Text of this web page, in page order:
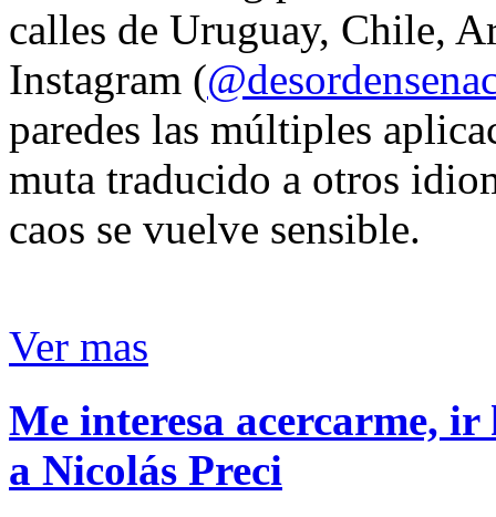
calles de Uruguay, Chile,
Instagram (
paredes las múltiples
muta traducido a otros
caos se vuelve sensible.
Ver mas
Me interesa acercarme,
a Nicolás Preci